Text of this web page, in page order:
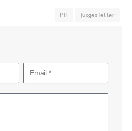
judges letter
PTI